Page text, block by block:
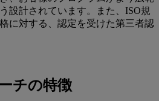
設計されています。また、ISO規
に対する、認定を受けた第三者認
チの特徴